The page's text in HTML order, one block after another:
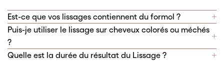
Est-ce que vos lissages contiennent du formol ?
Puis-je utiliser le lissage sur cheveux colorés ou méchés
?
Quelle est la durée du résultat du Lissage ?